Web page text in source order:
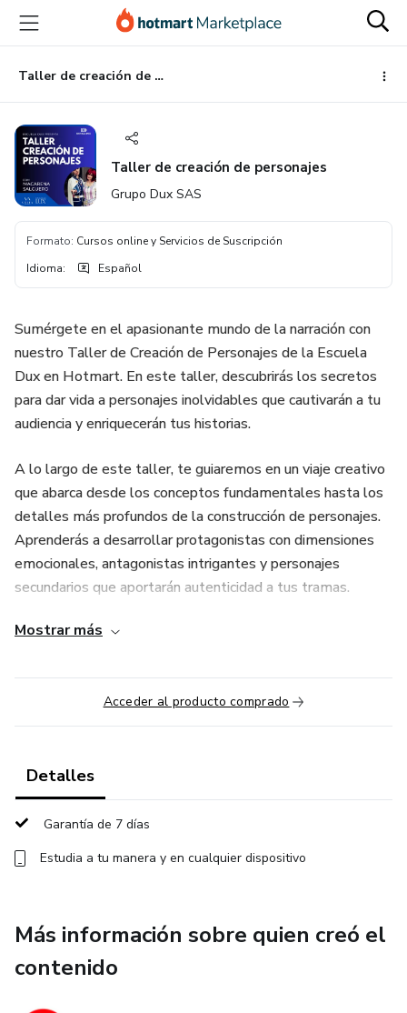
principal
página
de
página
Taller de creación de personajes
Taller de creación de personajes
Grupo Dux SAS
Formato: Cursos online y Servicios de Suscripción
Idioma: Español
Sumérgete en el apasionante mundo de la narración con
nuestro Taller de Creación de Personajes de la Escuela
Dux en Hotmart. En este taller, descubrirás los secretos
para dar vida a personajes inolvidables que cautivarán a tu
audiencia y enriquecerán tus historias.
A lo largo de este taller, te guiaremos en un viaje creativo
que abarca desde los conceptos fundamentales hasta los
detalles más profundos de la construcción de personajes.
Aprenderás a desarrollar protagonistas con dimensiones
emocionales, antagonistas intrigantes y personajes
secundarios que aportarán autenticidad a tus tramas.
Nuestro equipo de expertos en escritura te proporcionará
explorar las motivaciones, los conflictos y las relaciones de
tus personajes. Además, aprenderás a utilizar los
personajes como ventanas a los mundos que creas,
Ya sea que estés interesado en la literatura, el cine o
cualquier otra forma de narración, este taller te brindará las
con tu audiencia y den vida a tus mundos imaginarios.
hoy mismo en Hotmart!
Mostrar más
Acceder al producto comprado
Detalles
Garantía de 7 días
Estudia a tu manera y en cualquier dispositivo
Más información sobre quien creó el
contenido